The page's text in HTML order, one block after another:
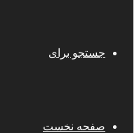
جستجو برای
صفحه نخست